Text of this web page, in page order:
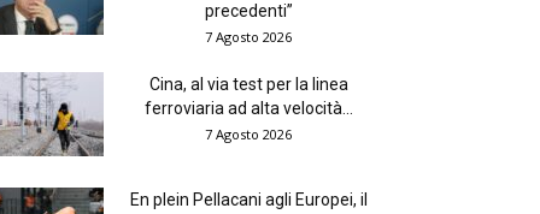
precedenti”
7 Agosto 2026
Cina, al via test per la linea
ferroviaria ad alta velocità...
7 Agosto 2026
En plein Pellacani agli Europei, il